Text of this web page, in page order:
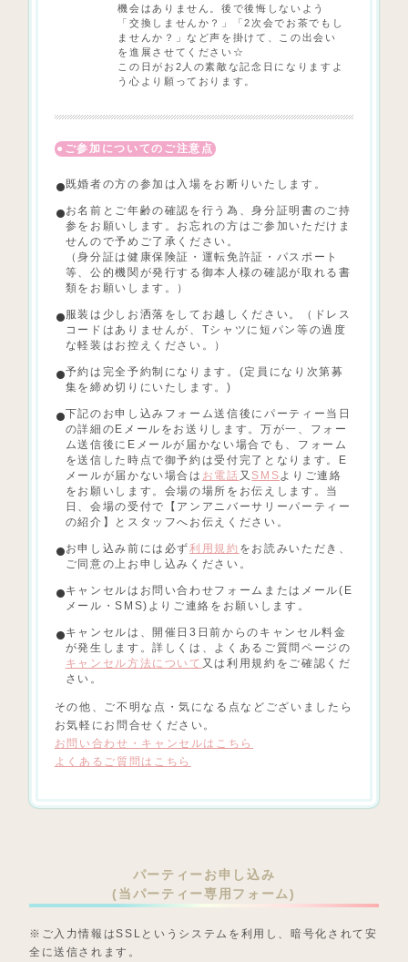
機会はありません。後で後悔しないよう
「交換しませんか？」「2次会でお茶でもし
ませんか？」など声を掛けて、この出会い
を進展させてください☆
この日がお2人の素敵な記念日になりますよ
う心より願っております。
ご参加についてのご注意点
既婚者の方の参加は入場をお断りいたします。
お名前とご年齢の確認を行う為、身分証明書のご持
参をお願いします。お忘れの方はご参加いただけま
せんので予めご了承ください。
（身分証は健康保険証・運転免許証・パスポート
等、公的機関が発行する御本人様の確認が取れる書
類をお願いします。）
服装は少しお洒落をしてお越しください。（ドレス
コードはありませんが、Tシャツに短パン等の過度
な軽装はお控えください。）
予約は完全予約制になります。(定員になり次第募
集を締め切りにいたします。)
下記のお申し込みフォーム送信後にパーティー当日
の詳細のEメールをお送りします。万が一、フォー
ム送信後にEメールが届かない場合でも、フォーム
を送信した時点で御予約は受付完了となります。E
メールが届かない場合は お電話 又 SMSよりご連絡
をお願いします。会場の場所をお伝えします。当
日、会場の受付で【アンアニバーサリーパーティー
の紹介】とスタッフへお伝えください。
お申し込み前には必ず利用規約 をお読みいただき、
ご同意の上お申し込みください。
キャンセルはお問い合わせフォームまたはメール(E
メール・SMS)よりご連絡をお願いします。
キャンセルは、開催日3日前からのキャンセル料金
が発生します。詳しくは、よくあるご質問ページの
キャンセル方法について 又は利用規約をご確認くだ
さい。
その他、ご不明な点・気になる点などございましたら
お気軽にお問合せください。
お問い合わせ・キャンセルはこちら
よくあるご質問はこちら
パーティーお申し込み
(当パーティー専用フォーム)
※ご入力情報はSSLというシステムを利用し、暗号化されて安
全に送信されます。